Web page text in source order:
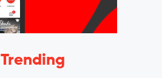
Trending